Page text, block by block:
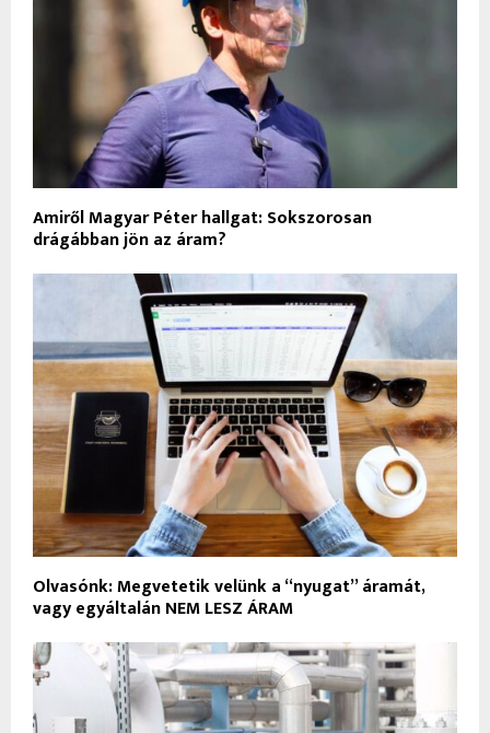
Amiről Magyar Péter hallgat: Sokszorosan
drágábban jön az áram?
Olvasónk: Megvetetik velünk a “nyugat” áramát,
vagy egyáltalán NEM LESZ ÁRAM